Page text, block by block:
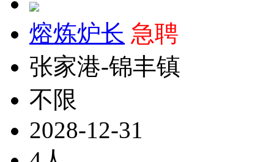
熔炼炉长 急聘
张家港-锦丰镇
不限
2028-12-31